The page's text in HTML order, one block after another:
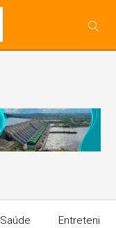
Saúde